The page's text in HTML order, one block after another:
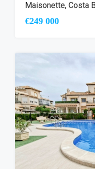
Maisonette, Costa
€249 000